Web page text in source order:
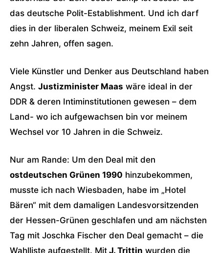
das deutsche Polit-Establishment. Und ich darf
dies in der liberalen Schweiz, meinem Exil seit
zehn Jahren, offen sagen.
Viele Künstler und Denker aus Deutschland haben
Angst. Justizminister Maas wäre ideal in der
DDR & deren Intiminstitutionen gewesen – dem
Land- wo ich aufgewachsen bin vor meinem
Wechsel vor 10 Jahren in die Schweiz.
Nur am Rande: Um den Deal mit den
ostdeutschen Grünen 1990 hinzubekommen,
musste ich nach Wiesbaden, habe im „Hotel
Bären“ mit dem damaligen Landesvorsitzenden
der Hessen-Grünen geschlafen und am nächsten
Tag mit Joschka Fischer den Deal gemacht – die
Wahlliste aufgestellt. Mit J. Trittin wurden die